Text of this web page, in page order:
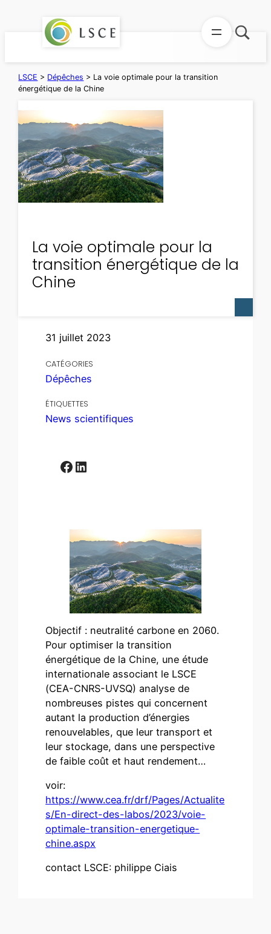
LSCE > Dépêches > La voie optimale pour la transition
énergétique de la Chine
La voie optimale pour la
transition énergétique de la
Chine
31 juillet 2023
CATÉGORIES
Dépêches
ÉTIQUETTES
News scientifiques
Facebook LinkedIn
​​Objectif : neutralité carbone en 2060.
Pour optimiser la transition
énergétique de la Chine, une étude
internationale associant le LSCE
(CEA-CNRS-UVSQ) analyse de
nombreuses pistes qui concernent
autant la production d’énergies
renouvelables, que leur transport et
leur stockage, dans une perspective
de faible coût et haut rendement…
voir:
https://www.cea.fr/drf/Pages/Actualite
s/En-direct-des-labos/2023/voie-
optimale-transition-energetique-
chine.aspx
contact LSCE: philippe Ciais